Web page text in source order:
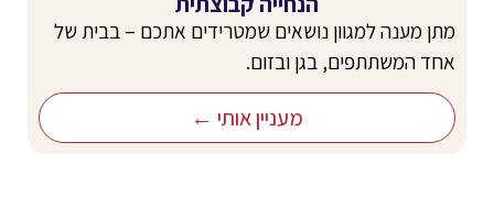
מתן מענה למגוון נושאים שמטרידים אתכם – בבית של
אחד המשתתפים, בגן ובזום.
מעניין אותי ←